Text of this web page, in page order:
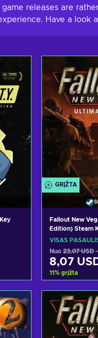
game releases are
Have a look
GRĮŽTA
Fallout New
Edition) Steam
VISAS
Nuo 23,07 USD
8,07
11% grįžta
Pridėti į
Peržiūrėti